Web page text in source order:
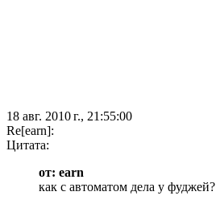
18 авг. 2010 г., 21:55:00
Re[earn]:
Цитата:
от: earn
как с автоматом дела у фуджей?